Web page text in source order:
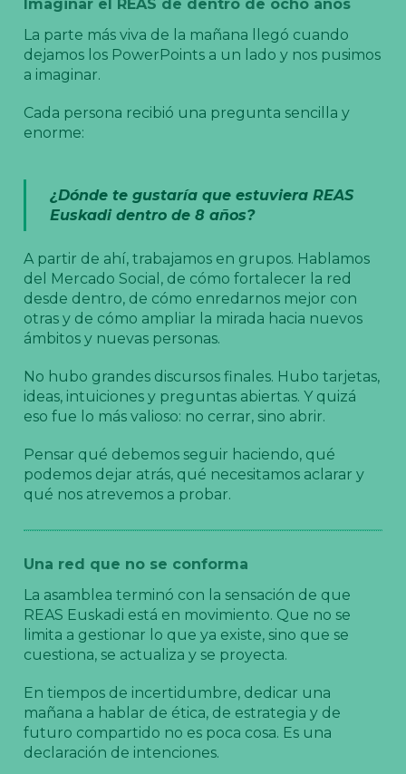
Imaginar el REAS de dentro de ocho años
La parte más viva de la mañana llegó cuando
dejamos los PowerPoints a un lado y nos pusimos
a imaginar.
Cada persona recibió una pregunta sencilla y
enorme:
¿Dónde te gustaría que estuviera REAS
Euskadi dentro de 8 años?
A partir de ahí, trabajamos en grupos. Hablamos
del Mercado Social, de cómo fortalecer la red
desde dentro, de cómo enredarnos mejor con
otras y de cómo ampliar la mirada hacia nuevos
ámbitos y nuevas personas.
No hubo grandes discursos finales. Hubo tarjetas,
ideas, intuiciones y preguntas abiertas. Y quizá
eso fue lo más valioso: no cerrar, sino abrir.
Pensar qué debemos seguir haciendo, qué
podemos dejar atrás, qué necesitamos aclarar y
qué nos atrevemos a probar.
Una red que no se conforma
La asamblea terminó con la sensación de que
REAS Euskadi está en movimiento. Que no se
limita a gestionar lo que ya existe, sino que se
cuestiona, se actualiza y se proyecta.
En tiempos de incertidumbre, dedicar una
mañana a hablar de ética, de estrategia y de
futuro compartido no es poca cosa. Es una
declaración de intenciones.